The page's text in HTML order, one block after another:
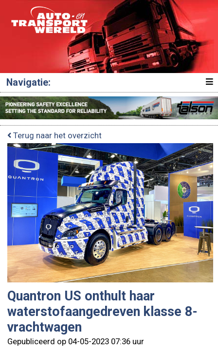
Navigatie:
Terug naar het overzicht
Quantron US onthult haar
waterstofaangedreven klasse 8-
vrachtwagen
Gepubliceerd op 04-05-2023 07:36 uur